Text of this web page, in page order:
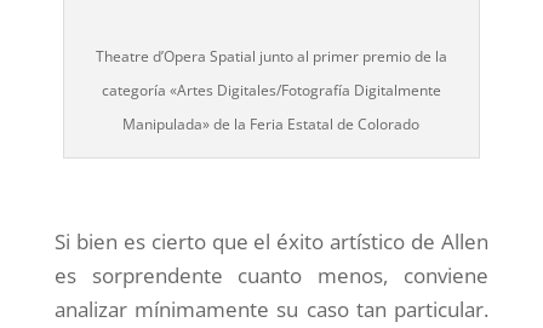
Theatre d’Opera Spatial junto al primer premio de la
categoría «Artes Digitales/Fotografía Digitalmente
Manipulada» de la Feria Estatal de Colorado
Si bien es cierto que el éxito artístico de Allen
es sorprendente cuanto menos, conviene
analizar mínimamente su caso tan particular.